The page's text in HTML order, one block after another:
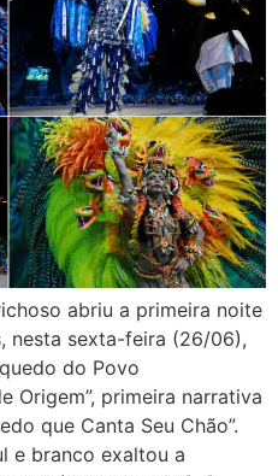
abriu a primeira noite
nesta sexta-feira (26/06),
do Povo
Origem”, primeira narrativa
que Canta Seu Chão”.
e branco exaltou a